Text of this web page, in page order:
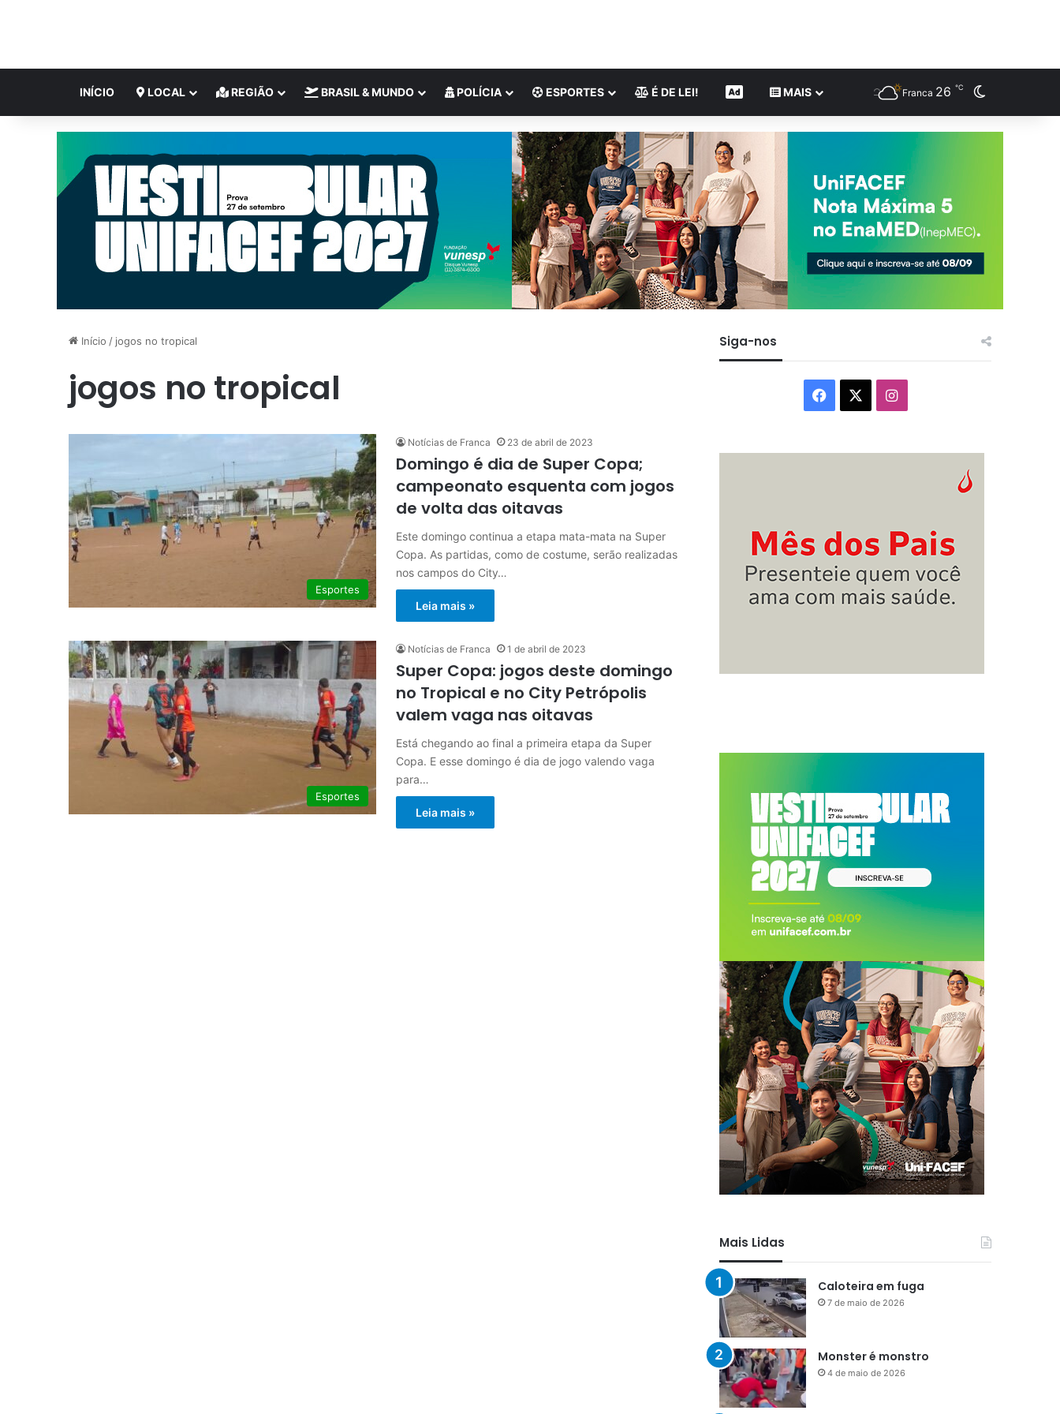
INÍCIO LOCAL REGIÃO BRASIL & MUNDO POLÍCIA ESPORTES É DE LEI! CONTEÚDO DE MARCA
MAIS Franca 26 ℃
Início / jogos no tropical
jogos no tropical
Esportes
Notícias de Franca 23 de abril de 2023
Domingo é dia de Super Copa;
campeonato esquenta com jogos
de volta das oitavas
Este domingo continua a etapa mata-mata na Super
Copa. As partidas, como de costume, serão realizadas
nos campos do City…
Leia mais »
Esportes
Notícias de Franca 1 de abril de 2023
Super Copa: jogos deste domingo
no Tropical e no City Petrópolis
valem vaga nas oitavas
Está chegando ao final a primeira etapa da Super
Copa. E esse domingo é dia de jogo valendo vaga
para…
Leia mais »
Siga-nos
Facebook Instagram
Mais Lidas
Caloteira em fuga
4 de maio de 2026
1 de maio de 2026